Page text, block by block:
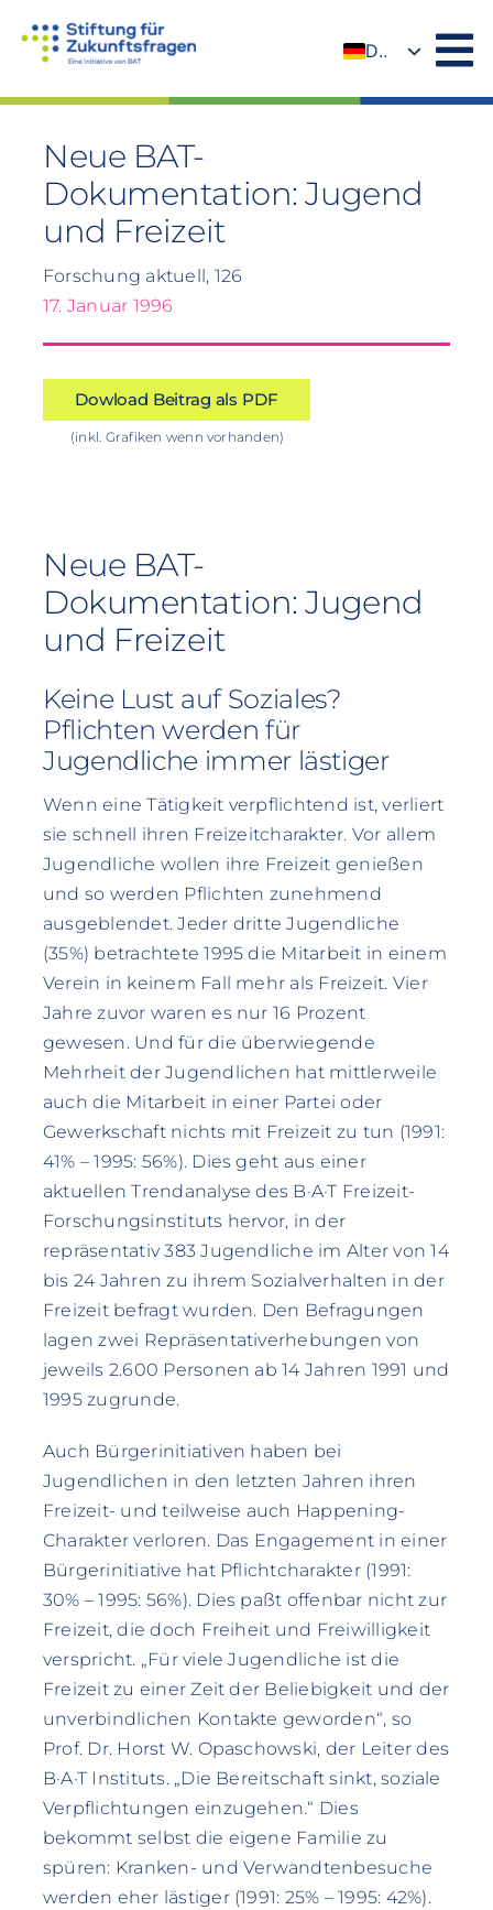
Inhalt
DE
Neue BAT-
Dokumentation: Jugend
und Freizeit
Forschung aktuell, 126
17. Januar 1996
Dowload Beitrag als PDF
(inkl. Grafiken wenn vorhanden)
Neue BAT-
Dokumentation: Jugend
und Freizeit
Keine Lust auf Soziales?
Pflichten werden für
Jugendliche immer lästiger
Wenn eine Tätigkeit verpflichtend ist, verliert
sie schnell ihren Freizeitcharakter. Vor allem
Jugendliche wollen ihre Freizeit genießen
und so werden Pflichten zunehmend
ausgeblendet. Jeder dritte Jugendliche
(35%) betrachtete 1995 die Mitarbeit in einem
Verein in keinem Fall mehr als Freizeit. Vier
Jahre zuvor waren es nur 16 Prozent
gewesen. Und für die überwiegende
Mehrheit der Jugendlichen hat mittlerweile
auch die Mitarbeit in einer Partei oder
Gewerkschaft nichts mit Freizeit zu tun (1991:
41% – 1995: 56%). Dies geht aus einer
aktuellen Trendanalyse des B·A·T Freizeit-
Forschungsinstituts hervor, in der
repräsentativ 383 Jugendliche im Alter von 14
bis 24 Jahren zu ihrem Sozialverhalten in der
Freizeit befragt wurden. Den Befragungen
lagen zwei Repräsentativerhebungen von
jeweils 2.600 Personen ab 14 Jahren 1991 und
1995 zugrunde.
Auch Bürgerinitiativen haben bei
Jugendlichen in den letzten Jahren ihren
Freizeit- und teilweise auch Happening-
Charakter verloren. Das Engagement in einer
Bürgerinitiative hat Pflichtcharakter (1991:
30% – 1995: 56%). Dies paßt offenbar nicht zur
Freizeit, die doch Freiheit und Freiwilligkeit
verspricht. „Für viele Jugendliche ist die
Freizeit zu einer Zeit der Beliebigkeit und der
unverbindlichen Kontakte geworden“, so
Prof. Dr. Horst W. Opaschowski, der Leiter des
B·A·T Instituts. „Die Bereitschaft sinkt, soziale
Verpflichtungen einzugehen.“ Dies
bekommt selbst die eigene Familie zu
spüren: Kranken- und Verwandtenbesuche
werden eher lästiger (1991: 25% – 1995: 42%).